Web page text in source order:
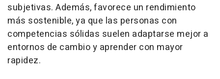
subjetivas. Además, favorece un rendimiento
más sostenible, ya que las personas con
competencias sólidas suelen adaptarse mejor a
entornos de cambio y aprender con mayor
rapidez.